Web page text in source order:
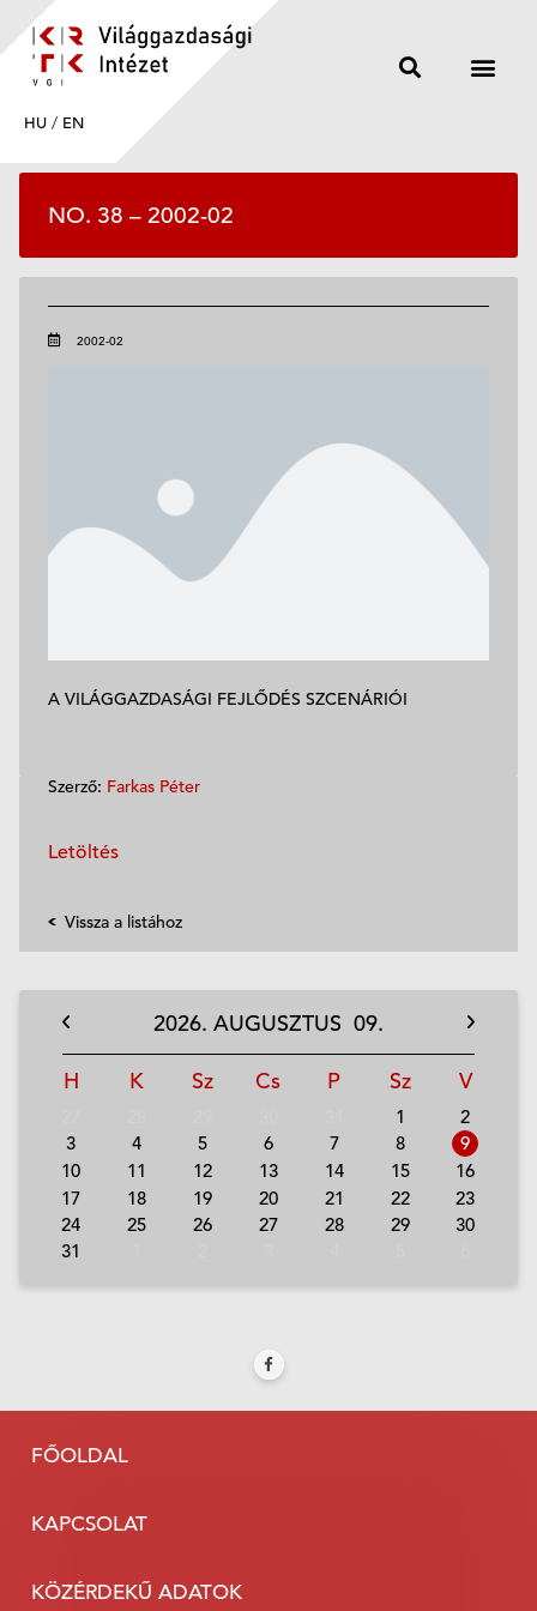
HU / EN
NO. 38 – 2002-02
2002-02
A VILÁGGAZDASÁGI FEJLŐDÉS SZCENÁRIÓI
Szerző: Farkas Péter
Letöltés
Vissza a listához
2026. AUGUSZTUS 09.
H K Sz Cs P Sz V
1
2
3
4 5 6 7 8
9
10
11 12 13 14 15
16
17
18 19 20 21 22
23
24
25 26 27 28 29
30
31
FŐOLDAL
KAPCSOLAT
KÖZÉRDEKŰ ADATOK